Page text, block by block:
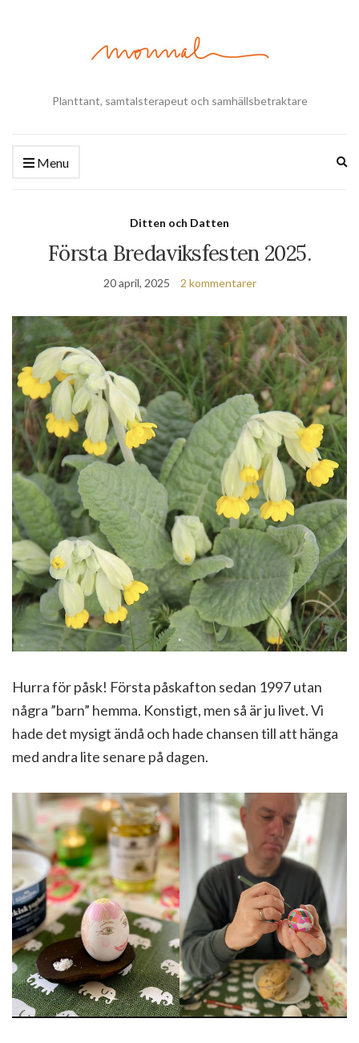
Planttant, samtalsterapeut och samhällsbetraktare
Menu
Ditten och Datten
Första Bredaviksfesten 2025.
20 april, 2025 2 kommentarer
Hurra för påsk! Första påskafton sedan 1997 utan
några ”barn” hemma. Konstigt, men så är ju livet. Vi
hade det mysigt ändå och hade chansen till att hänga
med andra lite senare på dagen.